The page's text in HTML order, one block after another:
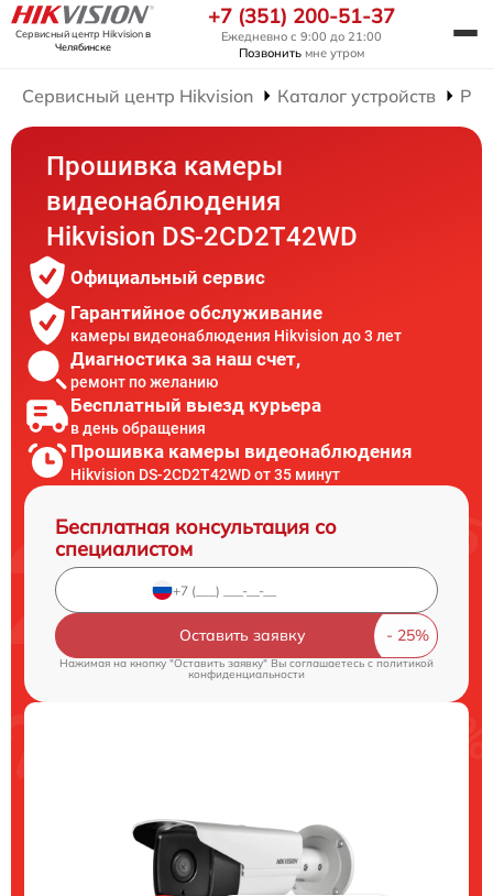
Сервисный центр Hikvisionв
Челябинске
+7 (351) 200-51-37
Ежедневно с 9:00 до 21:00
Позвонить мне утром
Сервисный центр Hikvision Каталог устройств
Прошивка камеры
видеонаблюдения
Hikvision DS-2CD2T42WD
Официальный сервис
Гарантийное обслуживание
камеры видеонаблюдения Hikvision до 3 лет
Диагностика за наш счет,
ремонт по желанию
Бесплатный выезд курьера
в день обращения
Прошивка камеры видеонаблюдения
Hikvision DS-2CD2T42WD от 35 минут
Бесплатная консультация со
специалистом
Оставить заявку
Нажимая на кнопку "Оставить заявку" Вы соглашаетесь cполитикой
конфиденциальности